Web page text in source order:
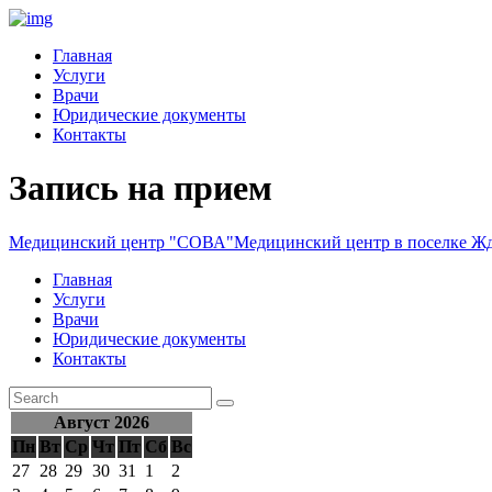
Главная
Услуги
Врачи
Юридические документы
Контакты
Запись на прием
Медицинский центр "СОВА"Медицинский центр в поселке
Главная
Услуги
Врачи
Юридические документы
Контакты
Август 2026
Пн Вт Ср Чт Пт Сб Вс
27 28 29 30 31 1
2